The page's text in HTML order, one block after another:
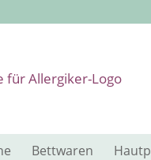
Bettwaren